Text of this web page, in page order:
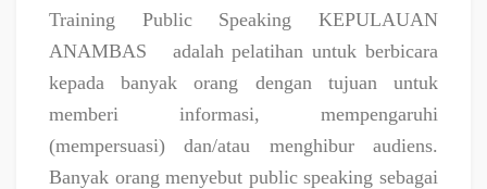
Training Public Speaking KEPULAUAN
ANAMBAS
adalah pelatihan untuk berbicara
kepada banyak orang dengan tujuan untuk
memberi informasi, mempengaruhi
(mempersuasi) dan/atau menghibur audiens.
Banyak orang menyebut public speaking sebagai